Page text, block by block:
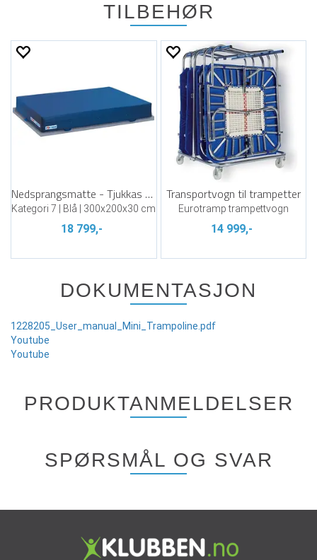
TILBEHØR
Nedsprangsmatte - Tjukkas til skole
Kategori 7 | Blå | 300x200x30 cm
18 799,-
Transportvogn til trampetter
Eurotramp trampettvogn
14 999,-
DOKUMENTASJON
1228205_User_manual_Mini_Trampoline.pdf
Youtube
Youtube
PRODUKTANMELDELSER
SPØRSMÅL OG SVAR